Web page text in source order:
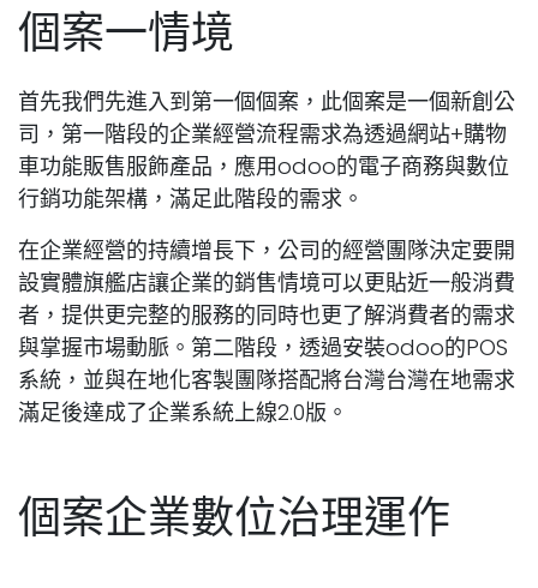
個案一情境
首先我們先進入到第一個個案，此個案是一個新創公
司，第一階段的企業經營流程需求為透過網站+購物
車功能販售服飾產品，應用odoo的電子商務與數位
行銷功能架構，滿足此階段的需求。
在企業經營的持續增長下，公司的經營團隊決定要開
設實體旗艦店讓企業的銷售情境可以更貼近一般消費
者，提供更完整的服務的同時也更了解消費者的需求
與掌握市場動脈。第二階段，透過安裝odoo的POS
系統，並與在地化客製團隊搭配將台灣台灣在地需求
滿足後達成了企業系統上線2.0版。
個案企業數位治理運作